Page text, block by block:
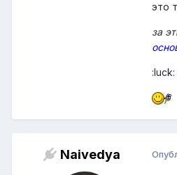
это
за
Naivedya